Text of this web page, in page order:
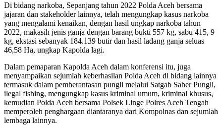
Di bidang narkoba, Sepanjang tahun 2022 Polda Aceh bersama
jajaran dan stakeholder lainnya, telah mengungkap kasus narkoba
yang mengalami kenaikan, dengan hasil ungkap narkoba tahun
2022, makasih jenis ganja dengan barang bukti 557 kg, sabu 415, 9
kg, ekstasi sebanyak 184.139 butir dan hasil ladang ganja seluas
46,58 Ha, ungkap Kapolda lagi.
Dalam pemaparan Kapolda Aceh dalam konferensi itu, juga
menyampaikan sejumlah keberhasilan Polda Aceh di bidang lainnya
termasuk dalam pemberantasan pungli melalui Satgab Saber Pungli,
ilegal fishing, mengungkap kasus kriminal umum, kriminal khusus,
kemudian Polda Aceh bersama Polsek Linge Polres Aceh Tengah
memperoleh penghargaan diantaranya dari Kompolnas dan sejumlah
lembaga lainnya.